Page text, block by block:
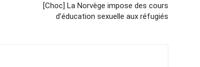
[Choc] La Norvège impose des cours
d’éducation sexuelle aux réfugiés